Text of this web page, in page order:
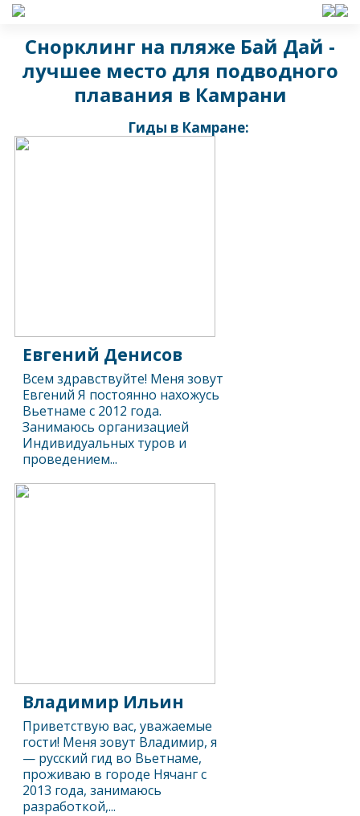
Снорклинг на пляже Бай Дай -
лучшее место для подводного
плавания в Камрани
Гиды в Камране:
Евгений Денисов
Всем здравствуйте! Меня зовут
Евгений Я постоянно нахожусь
Вьетнаме с 2012 года.
Занимаюсь организацией
Индивидуальных туров и
проведением...
Владимир Ильин
Приветствую вас, уважаемые
гости! Меня зовут Владимир, я
— русский гид во Вьетнаме,
проживаю в городе Нячанг с
2013 года, занимаюсь
разработкой,...